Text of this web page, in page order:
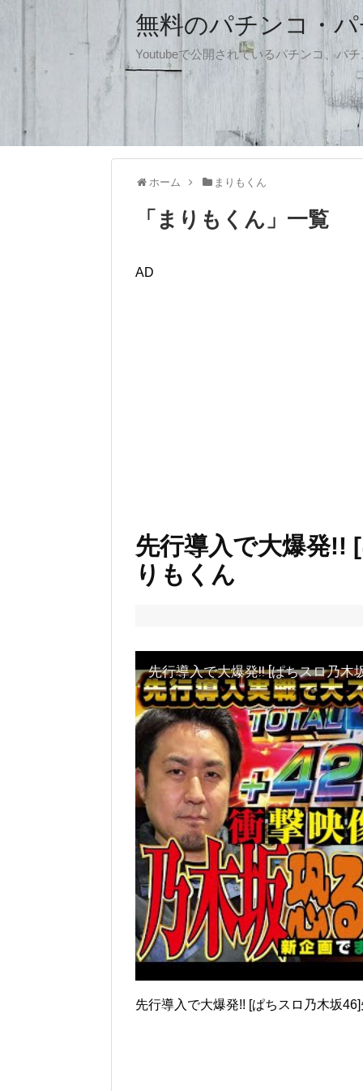
無料のパチンコ・
Youtubeで公開されているパチンコ、パ
ホーム まりもくん
「 まりもくん 」 一覧
AD
先行導入で大爆発!!
りもくん
先行導入で大爆発!! [ぱちスロ乃木
先行導入で大爆発!! [ぱちスロ乃木坂